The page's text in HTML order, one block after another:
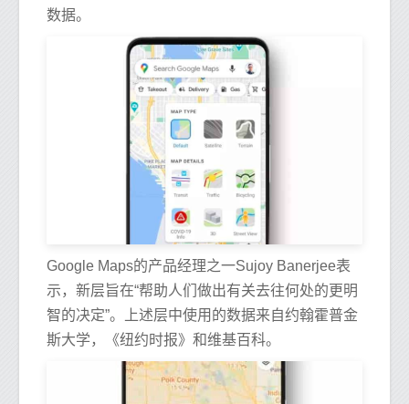
数据。
Google Maps的产品经理之一Sujoy Banerjee表
示，新层旨在“帮助人们做出有关去往何处的更明
智的决定”。上述层中使用的数据来自约翰霍普金
斯大学，《纽约时报》和维基百科。